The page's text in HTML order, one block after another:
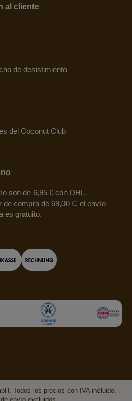
al cliente
de desistimiento
del Coconut Club
son de 6,95 € con DHL.
de compra de 69,00 €, el envío
es gratuito.
Todos los precios con IVA incluido,